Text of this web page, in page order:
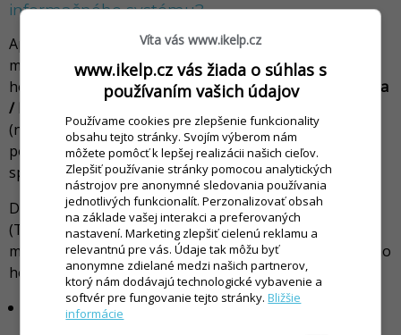
informačného systému?
Aplikácia iKelp POS Manažérsprostreduje komunikáciu
medzi nadradenou aplikáciou (systémom skladového
hospodárstva akým je napríklad aplikáciaiKelp Pokladna
/ Predajca, iKelp POS Mobile
(napríklad Elcom EFox, FiskalPRO) alebo registračnou
pokladnicou (Elcom), ktoré sú definované zákonom a
spĺňajú certifikáciu eKasa.
Dostupné sú dve verzie aplikácie: aplikačný server
(TCP/IP alebo Cloud) pre predaj z viacerých počítačov a
modul, ktorý sa integruje priamo do systému skladového
hospodárstva pre predaj z jedného počítača.
Jednoduchá integrácia pre široké pole techonológií
Víta vás www.ikelp.cz
www.ikelp.cz vás žiada o súhlas s
používaním vašich údajov
Používame cookies pre zlepšenie funkcionality
obsahu tejto stránky. Svojím výberom nám
môžete pomôcť k lepšej realizácii našich cieľov.
Zlepšiť používanie stránky pomocou analytických
nástrojov pre anonymné sledovania používania
jednotlivých funkcionalít. Perzonalizovať obsah
na základe vašej interakci a preferovaných
nastavení. Marketing zlepšiť cielenú reklamu a
relevantnú pre vás. Údaje tak môžu byť
anonymne zdielané medzi našich partnerov,
ktorý nám dodávajú technologické vybavenie a
softvér pre fungovanie tejto stránky.Bližšie
informácie